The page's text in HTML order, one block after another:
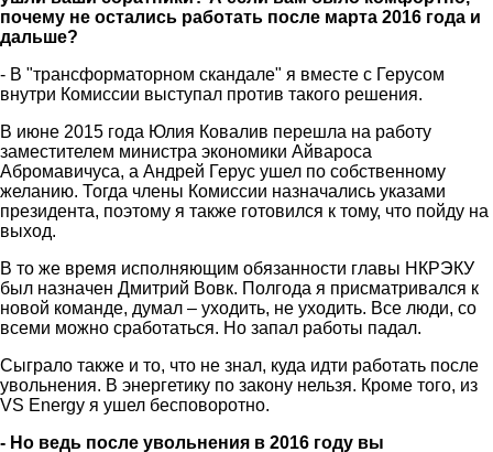
почему не остались работать после марта 2016 года и
дальше?
- В "трансформаторном скандале" я вместе с Герусом
внутри Комиссии выступал против такого решения.
В июне 2015 года Юлия Ковалив перешла на работу
заместителем министра экономики Айвароса
Абромавичуса, а Андрей Герус ушел по собственному
желанию. Тогда члены Комиссии назначались указами
президента, поэтому я также готовился к тому, что пойду на
выход.
В то же время исполняющим обязанности главы НКРЭКУ
был назначен Дмитрий Вовк. Полгода я присматривался к
новой команде, думал – уходить, не уходить. Все люди, со
всеми можно сработаться. Но запал работы падал.
Сыграло также и то, что не знал, куда идти работать после
увольнения. В энергетику по закону нельзя. Кроме того, из
VS Energy я ушел бесповоротно.
- Но ведь после увольнения в 2016 году вы